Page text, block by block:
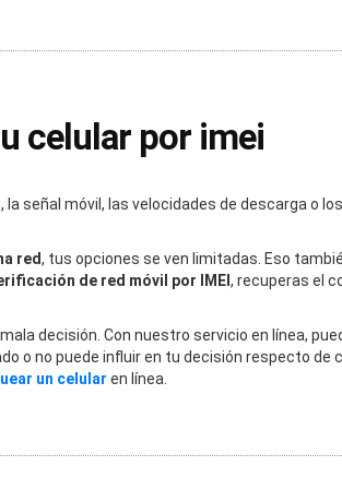
celular por imei
señal móvil, las velocidades de descarga o
red, tus opciones se ven limitadas. Eso
de red móvil por IMEI , recuperas el
decisión. Con nuestro servicio en línea,
o no puede influir en tu decisión respecto
un celular en línea.